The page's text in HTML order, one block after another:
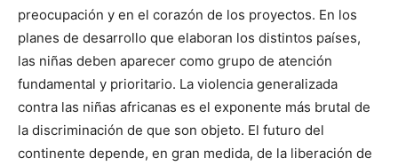
preocupación y en el corazón de los proyectos. En los
planes de desarrollo que elaboran los distintos países,
las niñas deben aparecer como grupo de atención
fundamental y prioritario. La violencia generalizada
contra las niñas africanas es el exponente más brutal de
la discriminación de que son objeto. El futuro del
continente depende, en gran medida, de la liberación de